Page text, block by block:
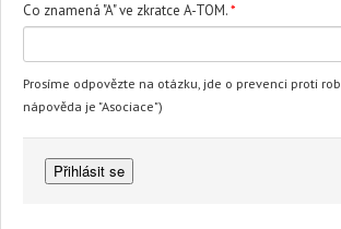
Co znamená "A" ve zkratce A-TOM.*
Prosíme odpovězte na otázku, jde o prevenci proti
nápověda je "Asociace")